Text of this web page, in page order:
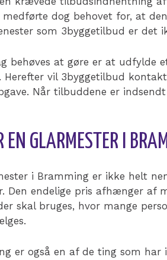
medførte dog behovet for, at
som 3byggetilbud er det
behøves at gøre er at udfylde
Herefter vil 3byggetilbud
Når tilbuddene er
EN GLARMESTER I
i Bramming er ikke helt
Den endelige pris afhænger af
skal bruges, hvor mange
er også en af de ting som